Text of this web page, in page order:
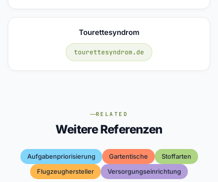
Tourettesyndrom
tourettesyndrom.de
RELATED
Weitere Referenzen
Aufgabenpriorisierung Gartentische
Stoffarten
Flugzeughersteller
Versorgungseinrichtung